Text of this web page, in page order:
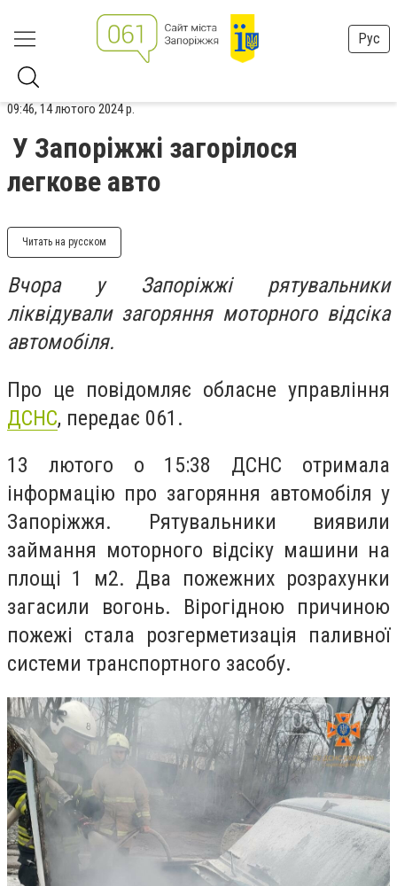
Рус
09:46, 14 лютого 2024 р.
У Запоріжжі загорілося
легкове авто
Читать на русском
Вчора у Запоріжжі рятувальники
ліквідували загоряння моторного відсіка
автомобіля.
Про це повідомляє обласне управління
ДСНС, передає 061.
13 лютого о 15:38 ДСНС отримала
інформацію про загоряння автомобіля у
Запоріжжя. Рятувальники виявили
займання моторного відсіку машини на
площі 1 м2. Два пожежних розрахунки
загасили вогонь. Вірогідною причиною
пожежі стала розгерметизація паливної
системи транспортного засобу.